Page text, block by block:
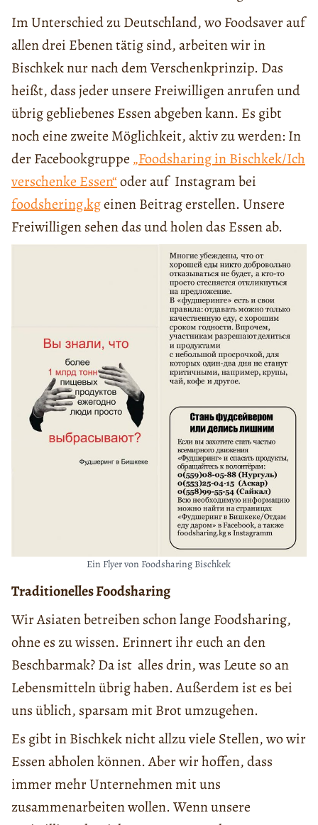
Im Unterschied zu Deutschland, wo Foodsaver auf
allen drei Ebenen tätig sind, arbeiten wir in
Bischkek nur nach dem Verschenkprinzip. Das
heißt, dass jeder unsere Freiwilligen anrufen und
übrig gebliebenes Essen abgeben kann. Es gibt
noch eine zweite Möglichkeit, aktiv zu werden: In
der Facebookgruppe „Foodsharing in Bischkek/Ich
verschenke Essen“oder auf Instagram bei
foodshering.kgeinen Beitrag erstellen. Unsere
Freiwilligen sehen das und holen das Essen ab.
Ein Flyer von Foodsharing Bischkek
Traditionelles Foodsharing
Wir Asiaten betreiben schon lange Foodsharing,
ohne es zu wissen. Erinnert ihr euch an den
Beschbarmak? Da ist alles drin, was Leute so an
Lebensmitteln übrig haben. Außerdem ist es bei
uns üblich, sparsam mit Brot umzugehen.
Es gibt in Bischkek nicht allzu viele Stellen, wo wir
Essen abholen können. Aber wir hoffen, dass
immer mehr Unternehmen mit uns
zusammenarbeiten wollen. Wenn unsere